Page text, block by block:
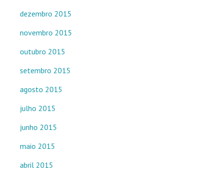
dezembro 2015
novembro 2015
outubro 2015
setembro 2015
agosto 2015
julho 2015
junho 2015
maio 2015
abril 2015